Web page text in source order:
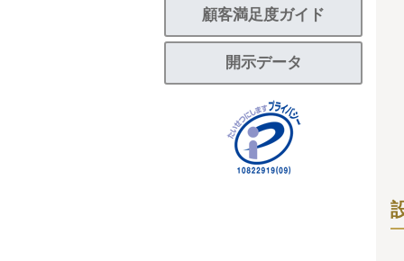
顧客満足度ガイド
開示データ